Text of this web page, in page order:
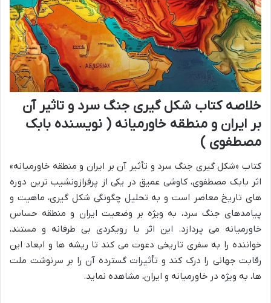
خلاصه کتاب شکل گیری جنگ سرد و تاثیر آن
بر ایران و منطقه خاورمیانه ( نویسنده بابک
مصطفوی )
کتاب «شکل گیری جنگ سرد و تأثیر آن بر ایران و منطقه خاورمیانه»
اثر بابک مصطفوی، کاوشی عمیق در یکی از پرفرازونشیب ترین دوره
های تاریخ معاصر است و به تحلیل چگونگی شکل گیری، ماهیت و
پیامدهای جنگ سرد، به ویژه بر وضعیت ایران و منطقه حساس
خاورمیانه می پردازد. این اثر با رویکردی بی طرفانه و مستند،
خواننده را به سفری تاریخی دعوت می کند تا ریشه ها و ابعاد این
رقابت جهانی را درک کند و تأثیرات گسترده آن را بر سرنوشت ملت
ها، به ویژه در خاورمیانه و ایران، مشاهده نماید.